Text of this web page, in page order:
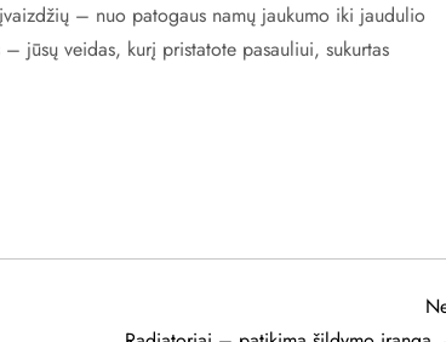
– nuo patogaus namų jaukumo iki jaudulio
jūsų veidas, kurį pristatote pasauliui, sukurtas